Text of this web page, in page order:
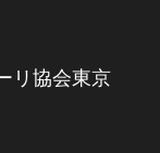
リ協会東京